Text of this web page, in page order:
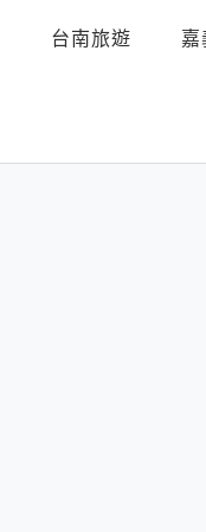
台南旅遊 嘉